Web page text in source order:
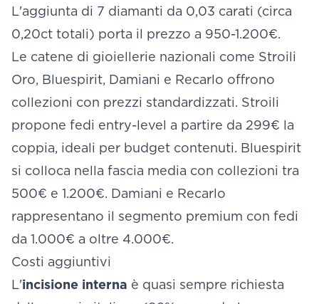
L'aggiunta di 7 diamanti da 0,03 carati (circa
0,20ct totali) porta il prezzo a 950-1.200€.
Le catene di gioiellerie nazionali come Stroili
Oro, Bluespirit, Damiani e Recarlo offrono
collezioni con prezzi standardizzati. Stroili
propone fedi entry-level a partire da 299€ la
coppia, ideali per budget contenuti. Bluespirit
si colloca nella fascia media con collezioni tra
500€ e 1.200€. Damiani e Recarlo
rappresentano il segmento premium con fedi
da 1.000€ a oltre 4.000€.
Costi aggiuntivi
L'incisione interna è quasi sempre richiesta